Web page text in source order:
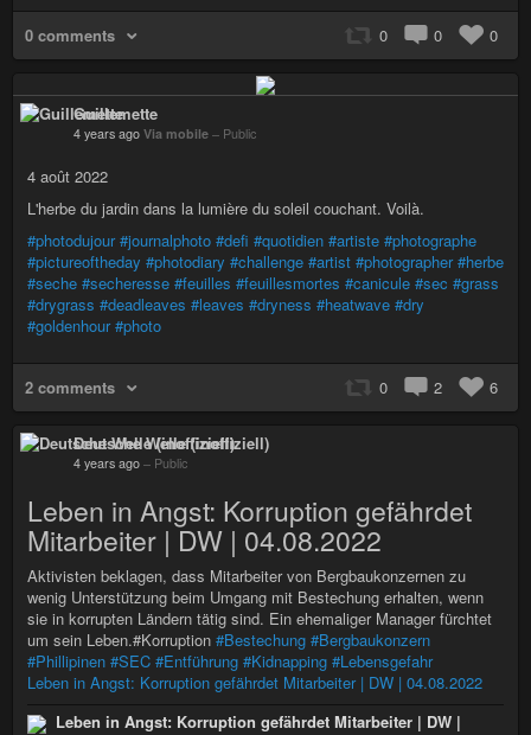
0 comments 0 0 0
Guillemette
4 years ago Via mobile – Public
4 août 2022
L'herbe du jardin dans la lumière du soleil couchant. Voilà.
#photodujour #journalphoto #defi #quotidien #artiste #photographe
#pictureoftheday #photodiary #challenge #artist #photographer #herbe
#seche #secheresse #feuilles #feuillesmortes #canicule #sec #grass
#drygrass #deadleaves #leaves #dryness #heatwave #dry
#goldenhour #photo
2 comments 0 2 6
Deutsche Welle (inoffiziell)
4 years ago – Public
Leben in Angst: Korruption gefährdet
Mitarbeiter | DW | 04.08.2022
Aktivisten beklagen, dass Mitarbeiter von Bergbaukonzernen zu
wenig Unterstützung beim Umgang mit Bestechung erhalten, wenn
sie in korrupten Ländern tätig sind. Ein ehemaliger Manager fürchtet
um sein Leben.#Korruption #Bestechung #Bergbaukonzern
#Phillipinen #SEC #Entführung #Kidnapping #Lebensgefahr
Leben in Angst: Korruption gefährdet Mitarbeiter | DW | 04.08.2022
Leben in Angst: Korruption gefährdet Mitarbeiter | DW |